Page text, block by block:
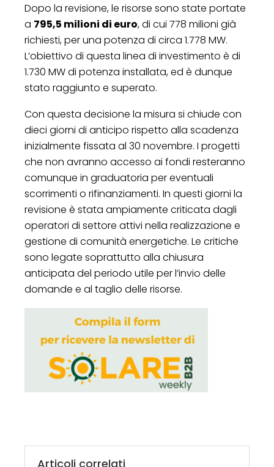
Dopo la revisione, le risorse sono state portate
a 795,5 milioni di euro, di cui 778 milioni già
richiesti, per una potenza di circa 1.778 MW.
L’obiettivo di questa linea di investimento è di
1.730 MW di potenza installata, ed è dunque
stato raggiunto e superato.
Con questa decisione la misura si chiude con
dieci giorni di anticipo rispetto alla scadenza
inizialmente fissata al 30 novembre. I progetti
che non avranno accesso ai fondi resteranno
comunque in graduatoria per eventuali
scorrimenti o rifinanziamenti. In questi giorni la
revisione è stata ampiamente criticata dagli
operatori di settore attivi nella realizzazione e
gestione di comunità energetiche. Le critiche
sono legate soprattutto alla chiusura
anticipata del periodo utile per l’invio delle
domande e al taglio delle risorse.
Articoli correlati